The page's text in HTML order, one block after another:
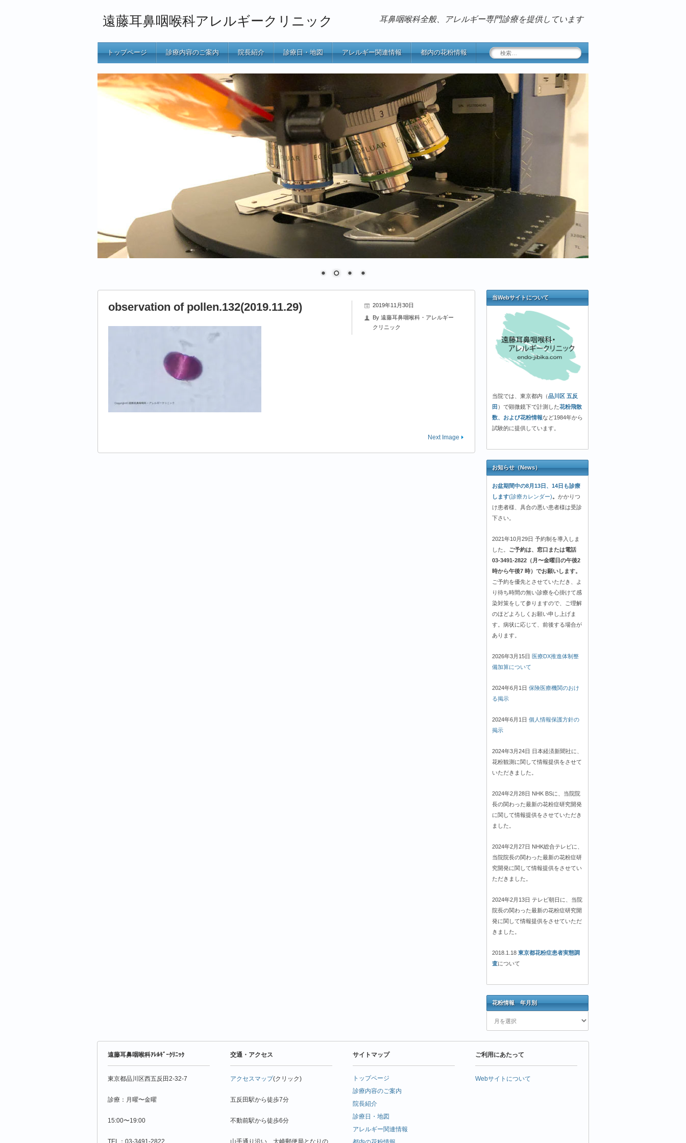
遠藤耳鼻咽喉科アレルギークリニック 耳鼻咽喉科全般、アレルギー専門診療を提供しています
トップページ 診療内容のご案内 院長紹介 診療日・地図 アレルギー関連情報 都内の花粉情報
検
索:
2019年11月30日
By 遠藤耳鼻咽喉科・アレルギー
クリニック
observation of pollen.132(2019.11.29)
Next Image
当Webサイトについて
当院では、東京都内（品川区 五反
田 ）で顕微鏡下で計測した花粉飛散
数、および花粉情報など1984年から
試験的に提供しています。
お知らせ（News）
お盆期間中の8月13日、14日も診療
します(診療カレンダー)。 かかりつ
け患者様、具合の悪い患者様は受診
下さい。
2021年10月29日 予約制を導入しま
した。 ご予約は、窓口または電話
03-3491-2822（月〜金曜日の午後2
時から午後7 時）でお願いします。
ご予約を優先とさせていただき、よ
り待ち時間の無い診療を心掛けて感
染対策をして参りますので、ご理解
のほどよろしくお願い申し上げま
す。病状に応じて、前後する場合が
あります。
2026年3月15日 医療DX推進体制整
備加算について
2024年6月1日 保険医療機関のおけ
る掲示
2024年6月1日 個人情報保護方針の
掲示
2024年3月24日 日本経済新聞社に、
花粉観測に関して情報提供をさせて
いただきました。
2024年2月28日 NHK BSに、当院院
長の関わった最新の花粉症研究開発
に関して情報提供をさせていただき
ました。
2024年2月27日 NHK総合テレビに、
当院院長の関わった最新の花粉症研
究開発に関して情報提供をさせてい
ただきました。
2024年2月13日 テレビ朝日に、当院
院長の関わった最新の花粉症研究開
発に関して情報提供をさせていただ
きました。
2018.1.18 東京都花粉症患者実態調
査について
花粉情報 年月別
花
粉
年
月
別
遠藤耳鼻咽喉科ｱﾚﾙｷﾞｰｸﾘﾆｯｸ
東京都品川区西五反田2-32-7
診療：月曜〜金曜
15:00〜19:00
TEL：03-3491-2822
交通・アクセス
アクセスマップ(クリック)
五反田駅から徒歩7分
不動前駅から徒歩6分
山手通り沿い、大崎郵便局となりの
サイトマップ
トップページ
診療内容のご案内
院長紹介
診療日・地図
アレルギー関連情報
ご利用にあたって
Webサイトについて